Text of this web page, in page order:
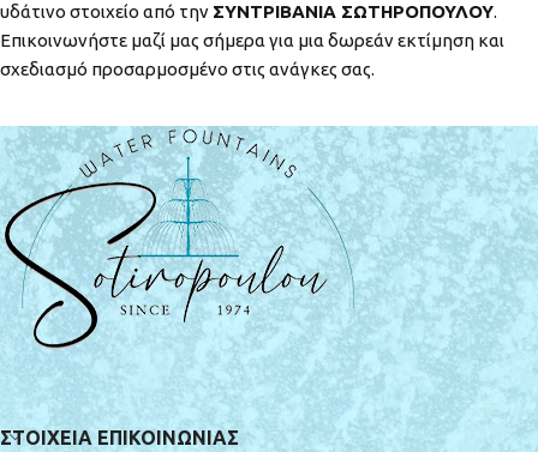
υδάτινο στοιχείο από την ΣΥΝΤΡΙΒΑΝΙΑ ΣΩΤΗΡΟΠΟΥΛΟΥ.
Επικοινωνήστε μαζί μας σήμερα για μια δωρεάν εκτίμηση και
σχεδιασμό προσαρμοσμένο στις ανάγκες σας.
ΣΤΟΙΧΕΙΑ ΕΠΙΚΟΙΝΩΝΙΑΣ